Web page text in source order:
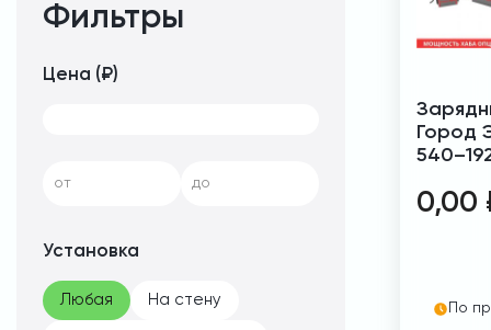
Фильтры
Цена (₽)
от до
Установка
Любая На стену
Город
0,00
По